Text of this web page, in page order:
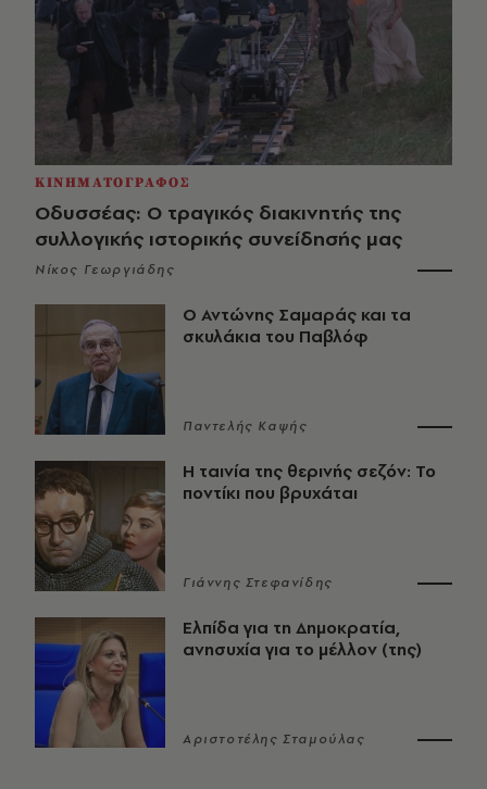
ΚΙΝΗΜΑΤΟΓΡΑΦΟΣ
Οδυσσέας: Ο τραγικός διακινητής της
συλλογικής ιστορικής συνείδησής μας
Νίκος Γεωργιάδης
Ο Αντώνης Σαμαράς και τα
σκυλάκια του Παβλόφ
Παντελής Καψής
Η ταινία της θερινής σεζόν: Το
ποντίκι που βρυχάται
Γιάννης Στεφανίδης
Ελπίδα για τη Δημοκρατία,
ανησυχία για το μέλλον (της)
Αριστοτέλης Σταμούλας